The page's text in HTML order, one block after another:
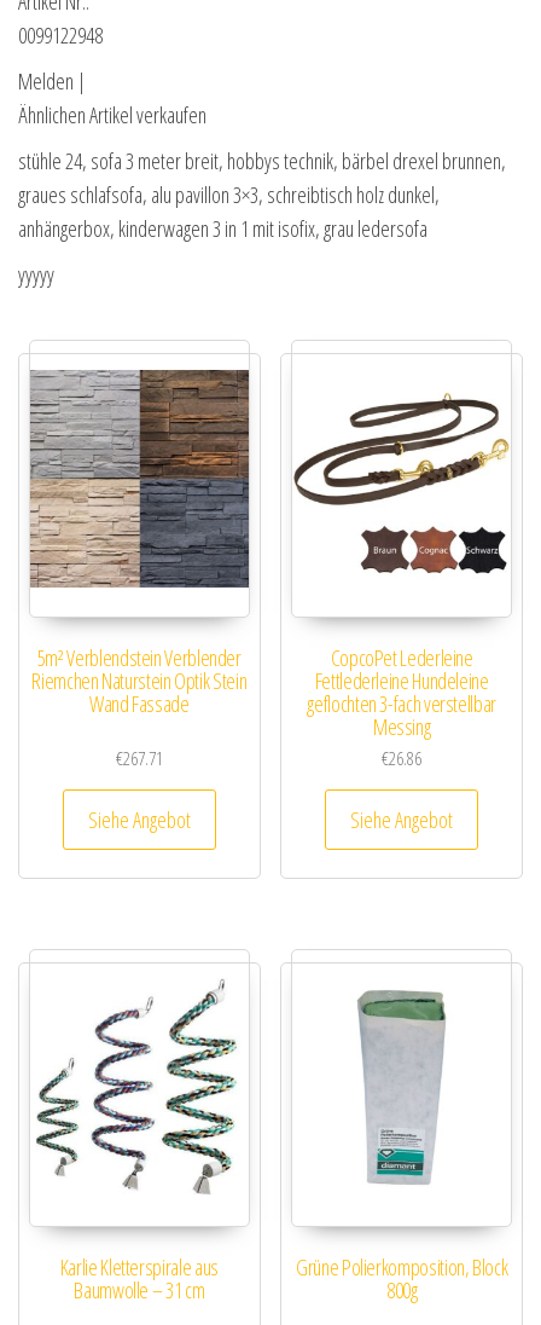
0099122948
Melden |
Ähnlichen Artikel verkaufen
stühle 24, sofa 3 meter breit, hobbys technik, bärbel drexel brunnen,
graues schlafsofa, alu pavillon 3×3, schreibtisch holz dunkel,
anhängerbox, kinderwagen 3 in 1 mit isofix, grau ledersofa
yyyyy
5m² Verblendstein Verblender
Riemchen Naturstein Optik Stein
Wand Fassade
€267.71
Siehe Angebot
CopcoPet Lederleine
Fettlederleine Hundeleine
geflochten 3-fach verstellbar
Messing
€26.86
Siehe Angebot
Karlie Kletterspirale aus
Baumwolle – 31 cm
Grüne Polierkomposition, Block
800g